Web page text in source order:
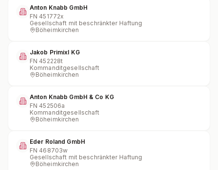
Anton Knabb GmbH
FN 451772x
Gesellschaft mit beschränkter Haftung
Böheimkirchen
Jakob Primixl KG
FN 452228t
Kommanditgesellschaft
Böheimkirchen
Anton Knabb GmbH & Co KG
FN 452506a
Kommanditgesellschaft
Böheimkirchen
Eder Roland GmbH
FN 468703w
Gesellschaft mit beschränkter Haftung
Böheimkirchen